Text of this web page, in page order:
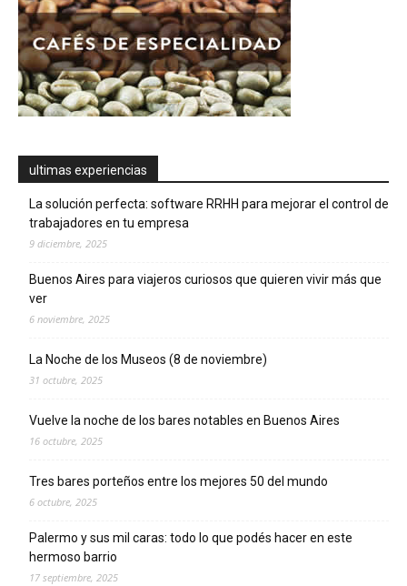
ultimas experiencias
La solución perfecta: software RRHH para mejorar el control de
trabajadores en tu empresa
9 diciembre, 2025
Buenos Aires para viajeros curiosos que quieren vivir más que
ver
6 noviembre, 2025
La Noche de los Museos (8 de noviembre)
31 octubre, 2025
Vuelve la noche de los bares notables en Buenos Aires
16 octubre, 2025
Tres bares porteños entre los mejores 50 del mundo
6 octubre, 2025
Palermo y sus mil caras: todo lo que podés hacer en este
hermoso barrio
17 septiembre, 2025